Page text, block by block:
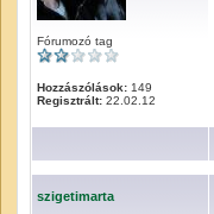
Fórumozó tag
Hozzászólások: 149
Regisztrált: 22.02.12
szigetimarta